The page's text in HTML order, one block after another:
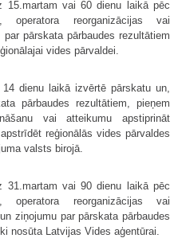
15.martam vai 60 dienu laikā pēc
operatora reorganizācijas vai
pārskata pārbaudes rezultātiem
vides pārvaldei.
dienu laikā izvērtē pārskatu un,
pārbaudes rezultātiem, pieņem
vai atteikumu apstiprināt
reģionālās vides pārvaldes
valsts birojā.
31.martam vai 90 dienu laikā pēc
operatora reorganizācijas vai
ziņojumu par pārskata pārbaudes
nosūta Latvijas Vides aģentūrai.